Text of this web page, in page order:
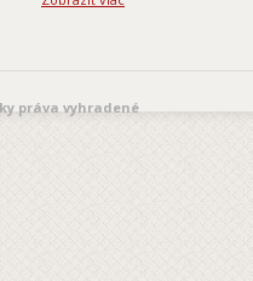
práva vyhradené